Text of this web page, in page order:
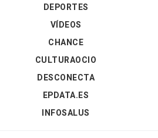
DEPORTES
VÍDEOS
CHANCE
CULTURAOCIO
DESCONECTA
EPDATA.ES
INFOSALUS